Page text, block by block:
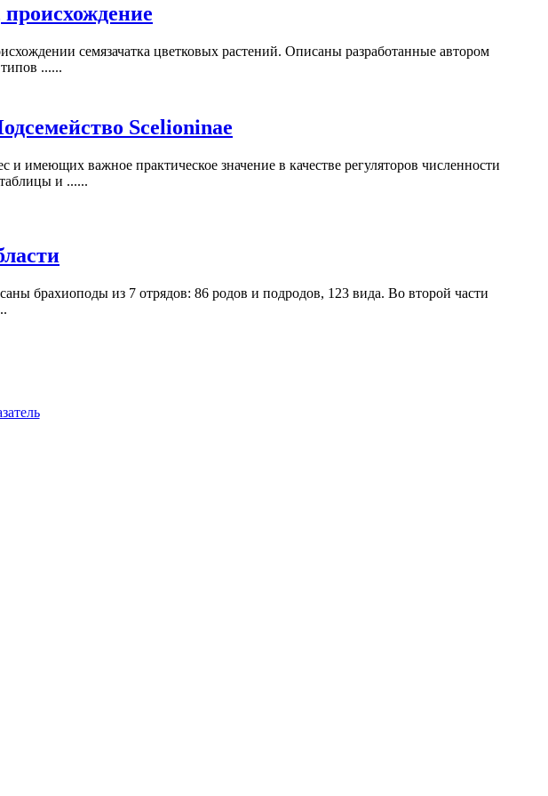
семязачатка цветковых растений. Описаны разработанные автором
......
Scelioninae
имеющих важное практическое значение в качестве регуляторов численности
и ......
брахиоподы из 7 отрядов: 86 родов и подродов, 123 вида. Во второй части